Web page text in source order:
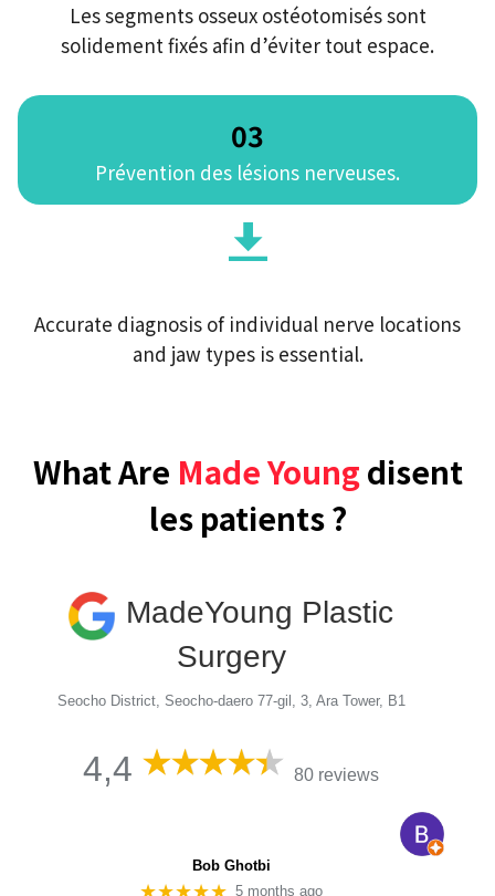
Les segments osseux ostéotomisés sont
solidement fixés afin d’éviter tout espace.
03
Prévention des lésions nerveuses.
Accurate diagnosis of individual nerve locations
and jaw types is essential.
What Are Made Young disent
les patients ?
MadeYoung Plastic
Surgery
Seocho District, Seocho-daero 77-gil, 3, Ara Tower, B1
4,4 80 reviews
Bob Ghotbi
★★★★★ 5 months ago